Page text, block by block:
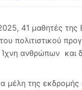
41 μαθητές της
πολιτιστικού
ανθρώπων και
μέλη της